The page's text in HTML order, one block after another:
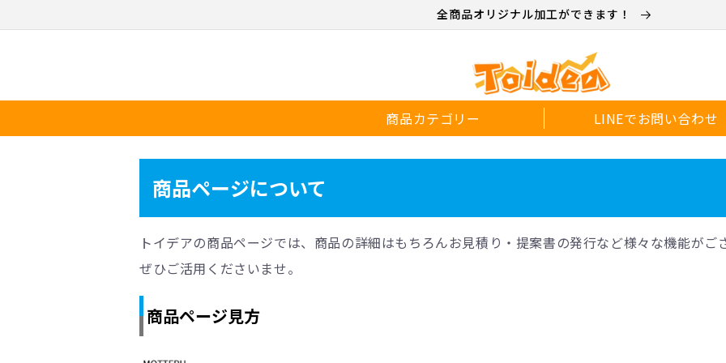
全商品オリジナル加工ができます！
商品カテゴリー LINEでお問い合わせ
商品ページについて
トイデアの商品ページでは、商品の詳細はもちろんお見積り・提案書の発行など様々な機能がご
ぜひご活用くださいませ。
商品ページ見方